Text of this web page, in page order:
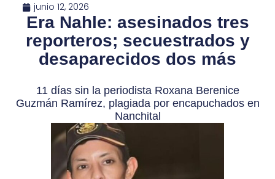
junio 12, 2026
Era Nahle: asesinados tres
reporteros; secuestrados y
desaparecidos dos más
11 días sin la periodista Roxana Berenice
Guzmán Ramírez, plagiada por encapuchados en
Nanchital